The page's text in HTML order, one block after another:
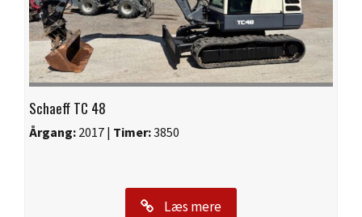
Schaeff TC 48
Årgang: 2017 | Timer:3850
Læs mere